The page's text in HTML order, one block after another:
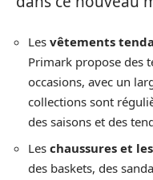
Les vêtements
Primark propose des
occasions, avec un
collections sont
des saisons et des
Les chaussures et
des baskets, des